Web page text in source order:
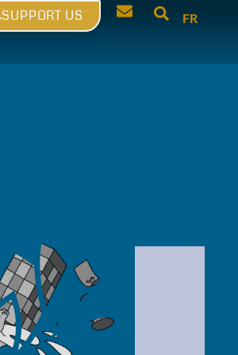
SUPPORT US FR